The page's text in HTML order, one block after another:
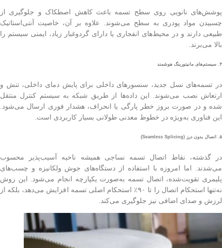
پوشش‌های نانویی روی سطح تسمه باعث کاهش اصطکاک و جلوگیری از
چسبیدن مواد پودری به سطح می‌شوند. علاوه بر آن، خاصیت آنتی‌استاتیک
طبیعی دارند و در محیط‌های انفجاری یا دارای گردوغبار زیاد، ایمنی سیستم را
بالا می‌برند.
۴. سیستم‌های مانیتورینگ هوشمند
در تسمه‌های نسل جدید، سنسورهای داخلی برای پایش دمای داخلی، تنش و
ارتعاش نصب می‌شوند. این داده‌ها از طریق شبکه به سیستم کنترل منتقل
شده و در صورت بروز خطر پارگی یا انحراف، هشدار فوری ارسال می‌شود.
این فناوری به‌ویژه در خطوط معدنی طولانی بسیار کاربردی است.
۵. اتصال بدون درز (Seamless Splicing)
در گذشته، نقاط اتصال تسمه نساجی همیشه ناحیه آسیب‌پذیر محسوب
می‌شدند. اما امروزه با استفاده از دستگاه‌های جوش ولکانیزه و چسب‌های
پلیمری تقویت‌شده، اتصال تسمه به‌صورت یکپارچه انجام می‌شود. این روش
نه‌تنها استحکام اتصال را تا ۹۰٪ استحکام اصلی تسمه افزایش می‌دهد، بلکه از
لرزش و صدای اضافی نیز جلوگیری می‌کند.